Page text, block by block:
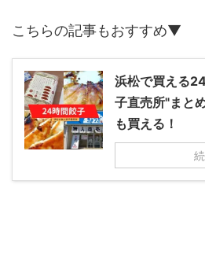
こちらの記事もおすすめ▼
浜松で買える
子直売所"まと
も買える！